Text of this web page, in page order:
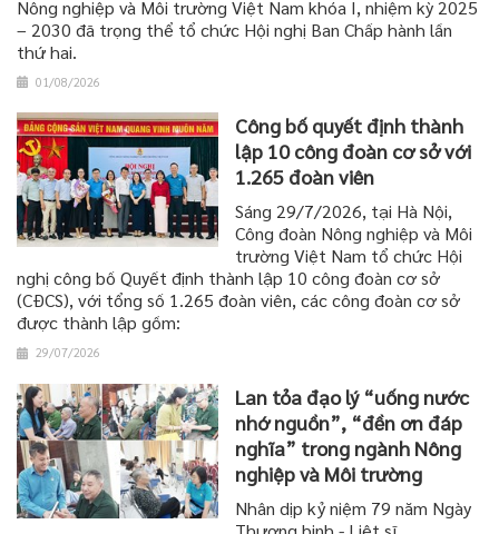
Nông nghiệp và Môi trường Việt Nam khóa I, nhiệm kỳ 2025
– 2030 đã trọng thể tổ chức Hội nghị Ban Chấp hành lần
thứ hai.
01/08/2026
Công bố quyết định thành
lập 10 công đoàn cơ sở với
1.265 đoàn viên
Sáng 29/7/2026, tại Hà Nội,
Công đoàn Nông nghiệp và Môi
trường Việt Nam tổ chức Hội
nghị công bố Quyết định thành lập 10 công đoàn cơ sở
(CĐCS), với tổng số 1.265 đoàn viên, các công đoàn cơ sở
được thành lập gồm:
29/07/2026
Lan tỏa đạo lý “uống nước
nhớ nguồn”, “đền ơn đáp
nghĩa” trong ngành Nông
nghiệp và Môi trường
Nhân dịp kỷ niệm 79 năm Ngày